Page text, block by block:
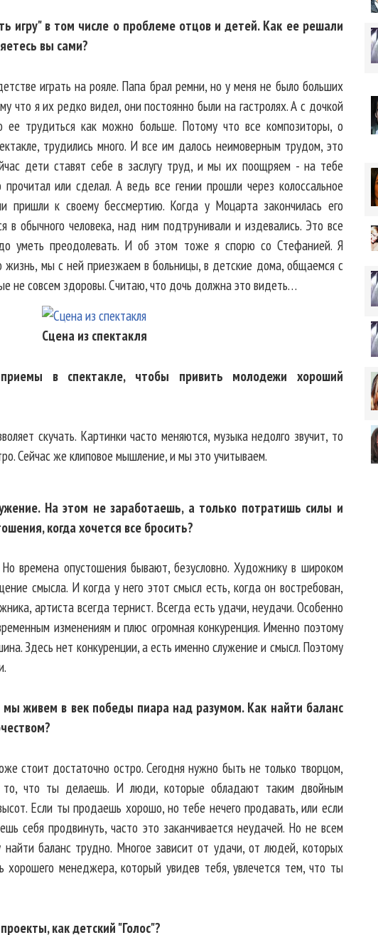
игру" в том числе о проблеме отцов и детей. Как ее решали
вы сами?
играть на рояле. Папа брал ремни, но у меня не было больших
что я их редко видел, они постоянно были на гастролях. А с дочкой
ее трудиться как можно больше. Потому что все композиторы, о
трудились много. И все им далось неимоверным трудом, это
дети ставят себе в заслугу труд, и мы их поощряем - на тебе
или сделал. А ведь все гении прошли через колоссальное
пришли к своему бессмертию. Когда у Моцарта закончилась его
в обычного человека, над ним подтрунивали и издевались. Это все
уметь преодолевать. И об этом тоже я спорю со Стефанией. Я
жизнь, мы с ней приезжаем в больницы, в детские дома, общаемся с
не совсем здоровы. Считаю, что дочь должна это видеть…
Сцена из спектакля
в спектакле, чтобы привить молодежи хороший
скучать. Картинки часто меняются, музыка недолго звучит, то
Сейчас же клиповое мышление, и мы это учитываем.
На этом не заработаешь, а только потратишь силы и
когда хочется все бросить?
времена опустошения бывают, безусловно. Художнику в широком
смысла. И когда у него этот смысл есть, когда он востребован,
артиста всегда тернист. Всегда есть удачи, неудачи. Особенно
изменениям и плюс огромная конкуренция. Именно поэтому
Здесь нет конкуренции, а есть именно служение и смысл. Поэтому
живем в век победы пиара над разумом. Как найти баланс
стоит достаточно остро. Сегодня нужно быть не только творцом,
что ты делаешь. И люди, которые обладают таким двойным
Если ты продаешь хорошо, но тебе нечего продавать, или если
себя продвинуть, часто это заканчивается неудачей. Но не всем
баланс трудно. Многое зависит от удачи, от людей, которых
хорошего менеджера, который увидев тебя, увлечется тем, что ты
как детский "Голос"?